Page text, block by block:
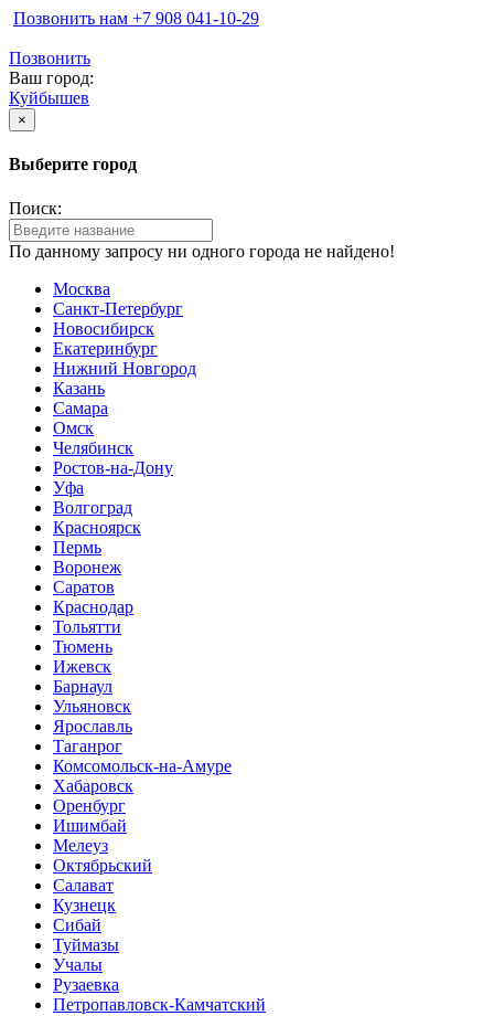
Позвонить нам ‪+7 908 041-10-29
Позвонить
Ваш город:
Куйбышев
×
Выберите город
Поиск:
По данному запросу ни одного города не найдено!
Москва
Санкт-Петербург
Новосибирск
Екатеринбург
Нижний Новгород
Казань
Самара
Омск
Челябинск
Ростов-на-Дону
Уфа
Волгоград
Красноярск
Пермь
Воронеж
Саратов
Краснодар
Тольятти
Тюмень
Ижевск
Барнаул
Ульяновск
Ярославль
Таганрог
Комсомольск-на-Амуре
Хабаровск
Оренбург
Ишимбай
Мелеуз
Октябрьский
Салават
Кузнецк
Сибай
Туймазы
Учалы
Рузаевка
Петропавловск-Камчатский